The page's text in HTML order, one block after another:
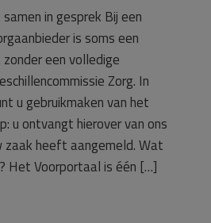
in gesprek Bij een
is soms een
een volledige
Zorg. In
u gebruikmaken van het
u ontvangt hierover van ons
zaak heeft aangemeld. Wat
Het Voorportaal is één […]